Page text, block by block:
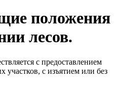
положения
лесов.
с предоставлением
участков, с изъятием или без